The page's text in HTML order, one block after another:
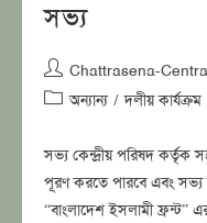
সভ্য
Post
author:
Chattrasena-
Postঅন্যান্য / দলীয় কার্যক্রম
সভ্য কেন্দ্রীয় পরিষদ কর্তৃক
পূরণ করতে পারবে এবং সভ্য
“বাংলাদেশ ইসলামী ফ্রন্ট”